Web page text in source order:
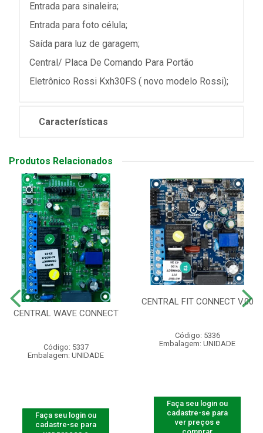
Entrada para sinaleira;
Entrada para foto célula;
Saída para luz de garagem;
Central/ Placa De Comando Para Portão
Eletrônico Rossi Kxh30FS ( novo modelo Rossi);
Características
Produtos Relacionados
CENTRAL WAVE CONNECT
Código: 5337
Embalagem: UNIDADE
Faça seu login ou
cadastre-se para
CENTRAL FIT CONNECT V.00
Código: 5336
Embalagem: UNIDADE
Faça seu login ou
cadastre-se para
ver preços e